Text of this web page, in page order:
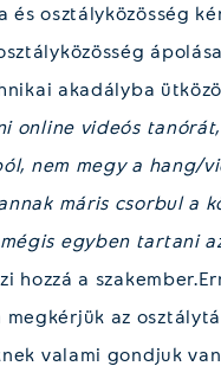
és osztályközösség
akadályba
online videós
nem megy a hang/
máris csorbul a
egyben tartani
hozzá a
az
valami gondjuk